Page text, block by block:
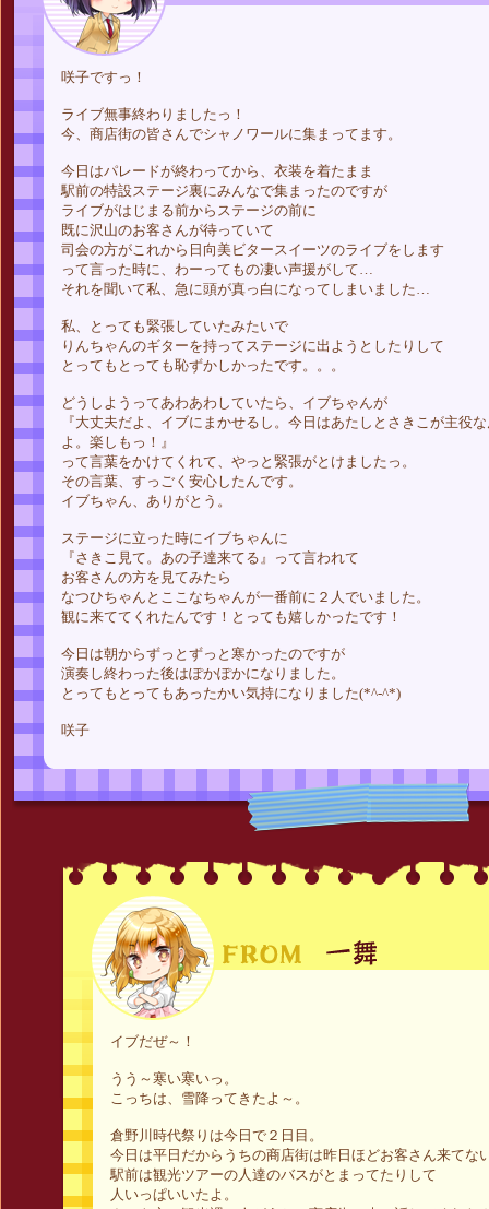
咲子ですっ！
ライブ無事終わりましたっ！
今、商店街の皆さんでシャノワールに集まってます。
今日はパレードが終わってから、衣装を着たまま
駅前の特設ステージ裏にみんなで集まったのですが
ライブがはじまる前からステージの前に
既に沢山のお客さんが待っていて
司会の方がこれから日向美ビタースイーツのライブをします
って言った時に、わーってもの凄い声援がして…
それを聞いて私、急に頭が真っ白になってしまいました…
私、とっても緊張していたみたいで
りんちゃんのギターを持ってステージに出ようとしたりして
とってもとっても恥ずかしかったです。。。
どうしようってあわあわしていたら、イブちゃんが
『大丈夫だよ、イブにまかせるし。今日はあたしとさきこが主役
よ。楽しもっ！』
って言葉をかけてくれて、やっと緊張がとけましたっ。
その言葉、すっごく安心したんです。
イブちゃん、ありがとう。
ステージに立った時にイブちゃんに
『さきこ見て。あの子達来てる』って言われて
お客さんの方を見てみたら
なつひちゃんとここなちゃんが一番前に２人でいました。
観に来ててくれたんです！とっても嬉しかったです！
今日は朝からずっとずっと寒かったのですが
演奏し終わった後はぽかぽかになりました。
とってもとってもあったかい気持になりました(*^-^*)
咲子
イブだぜ～！
うう～寒い寒いっ。
こっちは、雪降ってきたよ～。
倉野川時代祭りは今日で２日目。
今日は平日だからうちの商店街は昨日ほどお客さん来てな
駅前は観光ツアーの人達のバスがとまってたりして
人いっぱいいたよ。